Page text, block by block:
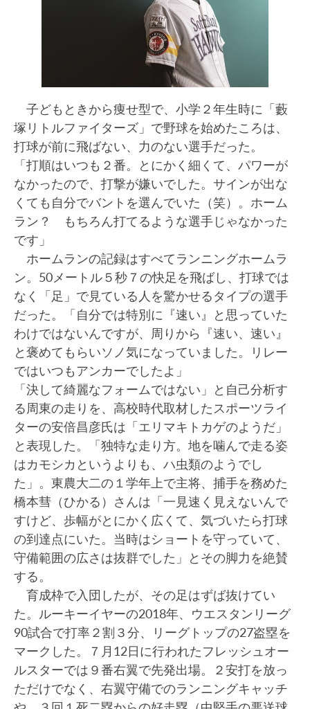
子どもときから痩せ型で、小学２年生時に「藪
塚リトルファイターズ」で野球を始めたころは、
打球が前に飛ばない、力のない選手だった。
「打順はいつも２番。とにかく細くて、パワーが
なかったので、打撃が嫌いでした。サインが出な
くても自分でバントを選んでいた（笑）。ホーム
ラン？ もちろん打てるような選手じゃなかった
です」
ホームランの記録はすべてランニングホームラ
ン。50メートル５秒７の快足を飛ばし、打球では
なく「足」で見ている人を驚かせるタイプの選手
だった。「自分では特別に『速い』と思っていた
わけではないんですが、周りから『速い、速い』
と褒めてもらいソノ気になっていました。リレー
ではいつもアンカーでしたよ」
「決して綺麗なフォームではない」と自己分析す
る周東の走りを、高校時代取材したスポーツライ
ターの安倍昌彦氏は「エリマキトカゲのようだ」
と表現した。「独特な走り方。地を噛んで走る姿
はカモシカというよりも、ハ虫類のようでし
た」。東農大二の１学年上で主将、捕手を務めた
橋本彗（ひかる）さんは「一見速く見えないんで
すけど、歩幅がとにかく広くて、気づいたら打球
の到達点にいた。当時はショートを守っていて、
守備範囲の広さは抜群でした」とその脚力を絶賛
する。
育成枠で入団したが、その足はずば抜けてい
た。ルーキーイヤーの2018年、ウエスタンリーグ
90試合で打率２割３分、リーグトップの27盗塁を
マークした。７月12日に行われたフレッシュオー
ルスターでは９番右翼で先発出場。２安打を放っ
ただけでなく、右翼守備でのランニングキャッチ